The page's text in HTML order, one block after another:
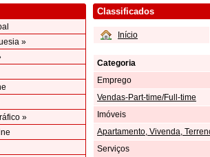
»
»
Classificados
Início
Categoria
Emprego
Vendas-Part-time/Full-time
Imóveis
Apartamento, Vivenda,
Serviços